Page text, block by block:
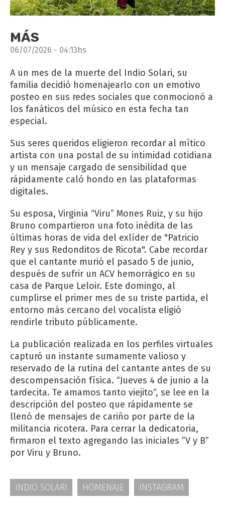
MÁS
06/07/2026 - 04:13hs
A un mes de la muerte del Indio Solari, su
familia decidió homenajearlo con un emotivo
posteo en sus redes sociales que conmocionó a
los fanáticos del músico en esta fecha tan
especial.
Sus seres queridos eligieron recordar al mítico
artista con una postal de su intimidad cotidiana
y un mensaje cargado de sensibilidad que
rápidamente caló hondo en las plataformas
digitales.
Su esposa, Virginia “Viru” Mones Ruiz, y su hijo
Bruno compartieron una foto inédita de las
últimas horas de vida del exlíder de "Patricio
Rey y sus Redonditos de Ricota". Cabe recordar
que el cantante murió el pasado 5 de junio,
después de sufrir un ACV hemorrágico en su
casa de Parque Leloir. Este domingo, al
cumplirse el primer mes de su triste partida, el
entorno más cercano del vocalista eligió
rendirle tributo públicamente.
La publicación realizada en los perfiles virtuales
capturó un instante sumamente valioso y
reservado de la rutina del cantante antes de su
descompensación física. “Jueves 4 de junio a la
tardecita. Te amamos tanto viejito“, se lee en la
descripción del posteo que rápidamente se
llenó de mensajes de cariño por parte de la
militancia ricotera. Para cerrar la dedicatoria,
firmaron el texto agregando las iniciales ”V y B”
por Viru y Bruno.
INDIO SOLARI HOMENAJE INSTAGRAM